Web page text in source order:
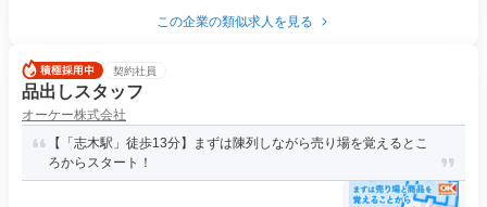
この企業の類似求人を見る
契約社員
品出しスタッフ
オーケー株式会社
【「志木駅」徒歩13分】まずは陳列しながら売り場を覚えるとこ
ろからスタート！